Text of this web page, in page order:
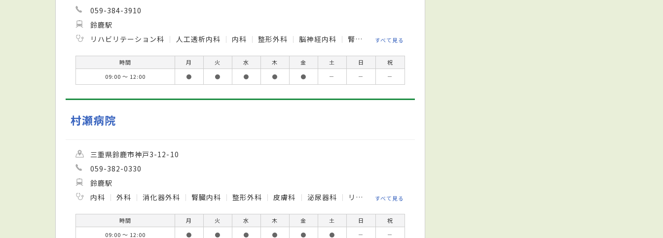
059-384-3910
鈴鹿駅
リハビリテーション科
人工透析内科 内科 整形外科 脳神経内科 腎臓内科 すべて見る
時間 月 火 水 木 金 土 日
祝
09:00 ～ 12:00
● ● ● ● ● － － －
村瀬病院
三重県鈴鹿市神戸3-12-10
059-382-0330
鈴鹿駅
内科
外科 消化器外科 腎臓内科 整形外科 皮膚科 泌尿器科 リハビリテーション科 すべて見る
時間 月 火 水 木 金 土 日
祝
09:00 ～ 12:00
● ● ● ● ● ● －
－